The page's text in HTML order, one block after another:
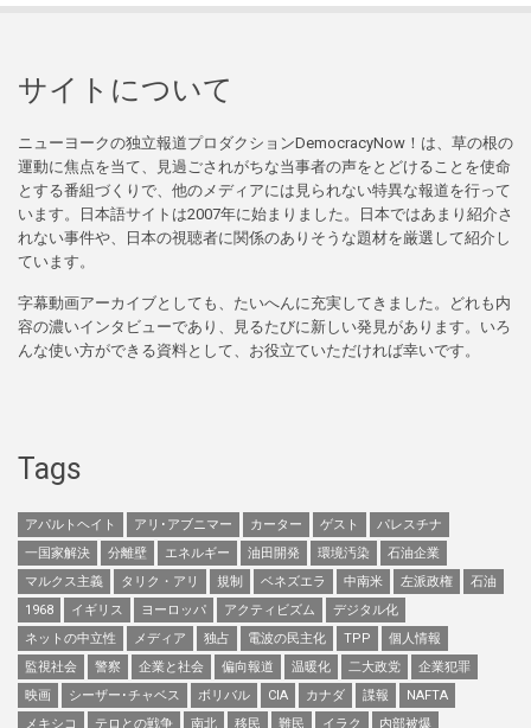
サイトについて
ニューヨークの独立報道プロダクションDemocracyNow！は、草の根の
運動に焦点を当て、見過ごされがちな当事者の声をとどけることを使命
とする番組づくりで、他のメディアには見られない特異な報道を行って
います。日本語サイトは2007年に始まりました。日本ではあまり紹介さ
れない事件や、日本の視聴者に関係のありそうな題材を厳選して紹介し
ています。
字幕動画アーカイブとしても、たいへんに充実してきました。どれも内
容の濃いインタビューであり、見るたびに新しい発見があります。いろ
んな使い方ができる資料として、お役立ていただければ幸いです。
Tags
アパルトヘイト アリ･アブニマー カーター ゲスト
パレスチナ
一国家解決
分離壁 エネルギー 油田開発 環境汚染
石油企業
マルクス主義
タリク・アリ 規制 ベネズエラ 中南米 左派政権
石油
1968
イギリス ヨーロッパ アクティビズム
デジタル化
ネットの中立性
メディア 独占 電波の民主化 TPP
個人情報
監視社会
警察 企業と社会 偏向報道 温暖化 二大政党
企業犯罪
映画
シーザー･チャベス ボリバル CIA カナダ 諜報
NAFTA
メキシコ
テロとの戦争 南北 移民 難民 イラク 内部被爆